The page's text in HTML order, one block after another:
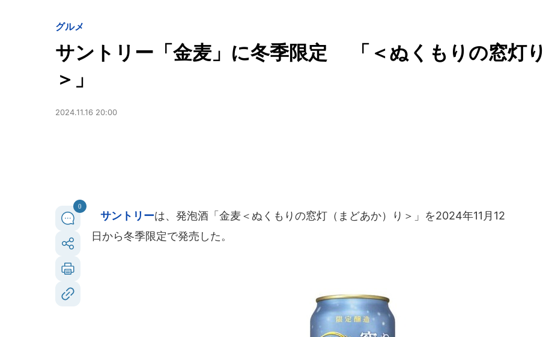
グルメ
サントリー「金麦」に冬季限定 「＜ぬくもりの窓灯り
＞」
2024.11.16 20:00
0
サントリーは、発泡酒「金麦＜ぬくもりの窓灯（まどあか）り＞」を2024年11月12
日から冬季限定で発売した。